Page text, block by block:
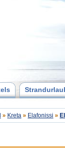
» Kreta » Elafonissi »